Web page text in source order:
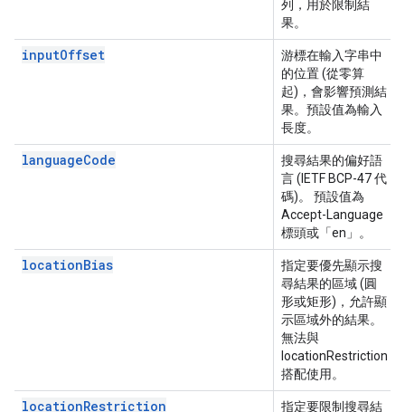
列，用於限制結
果。
inputOffset
游標在輸入字串中
的位置 (從零算
起)，會影響預測結
果。預設值為輸入
長度。
languageCode
搜尋結果的偏好語
言 (IETF BCP-47 代
碼)。 預設值為
Accept-Language
標頭或「en」。
locationBias
指定要優先顯示搜
尋結果的區域 (圓
形或矩形)，允許顯
示區域外的結果。
無法與
locationRestriction
搭配使用。
locationRestriction 指定要限制搜尋結